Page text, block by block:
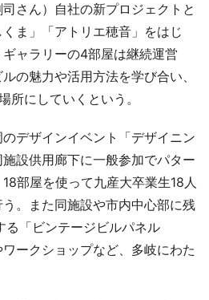
さん）自社の新プロジェクトと
ま」「アトリエ穂音」をはじ
ャラリーの4部屋は継続運営
の魅力や活用方法を学び合い、
所にしていくという。
デザインイベント「デザイニン
設供用廊下に一般参加でパター
部屋を使って九産大卒業生18人
。また同施設や市内中心部に残
る「ビンテージビルパネル
ークショップなど、多岐にわた